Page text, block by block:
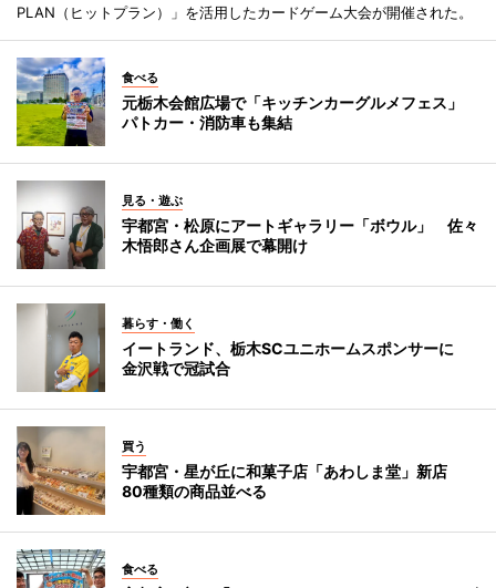
PLAN（ヒットプラン）」を活用したカードゲーム大会が開催された。
食べる
元栃木会館広場で「キッチンカーグルメフェス」
パトカー・消防車も集結
見る・遊ぶ
宇都宮・松原にアートギャラリー「ボウル」 佐々
木悟郎さん企画展で幕開け
暮らす・働く
イートランド、栃木SCユニホームスポンサーに
金沢戦で冠試合
買う
宇都宮・星が丘に和菓子店「あわしま堂」新店
80種類の商品並べる
食べる